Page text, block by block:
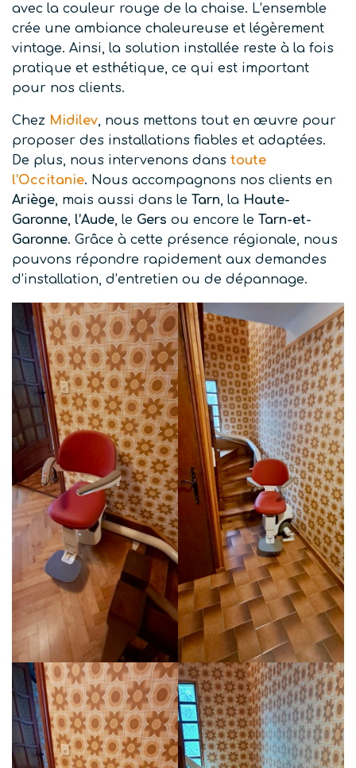
avec la couleur rouge de la chaise. L’ensemble
crée une ambiance chaleureuse et légèrement
vintage. Ainsi, la solution installée reste à la fois
pratique et esthétique, ce qui est important
pour nos clients.
Chez Midilev, nous mettons tout en œuvre pour
proposer des installations fiables et adaptées.
De plus, nous intervenons dans toute
l’Occitanie. Nous accompagnons nos clients en
Ariège, mais aussi dans le Tarn, la Haute-
Garonne, l’Aude, le Gers ou encore le Tarn-et-
Garonne. Grâce à cette présence régionale, nous
pouvons répondre rapidement aux demandes
d’installation, d’entretien ou de dépannage.